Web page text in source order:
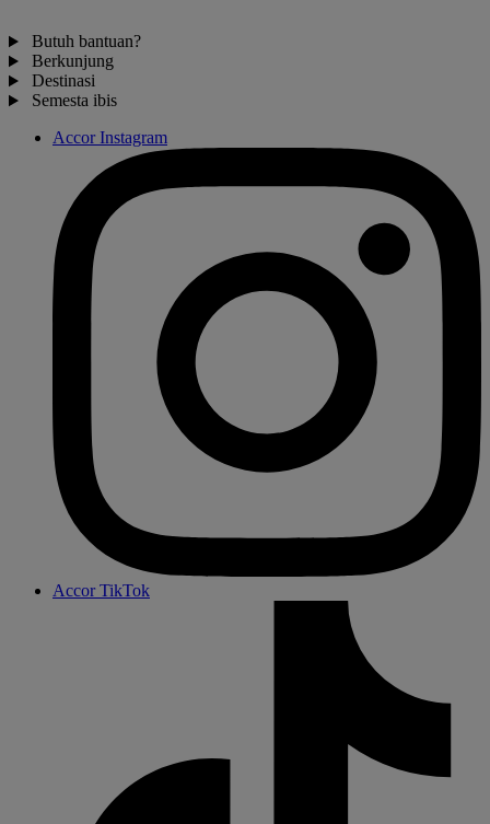
Butuh bantuan?
Berkunjung
Destinasi
Semesta ibis
Accor Instagram
Accor TikTok